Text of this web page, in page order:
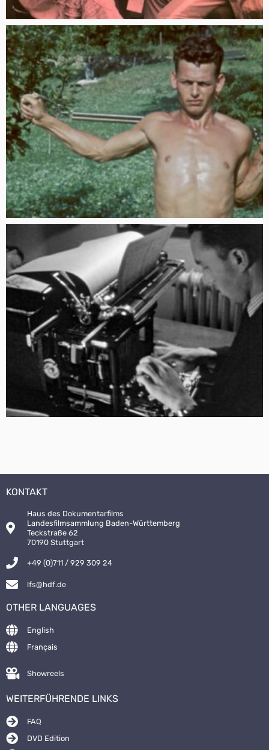
KONTAKT
Haus des Dokumentarfilms
Landesfilmsammlung Baden-Württemberg
Teckstraße 62
70190 Stuttgart
+49 (0)711 / 929 309 24
lfs@hdf.de
OTHER LANGUAGES
English
Français
Showreels
WEITERFÜHRENDE LINKS
FAQ
DVD Edition